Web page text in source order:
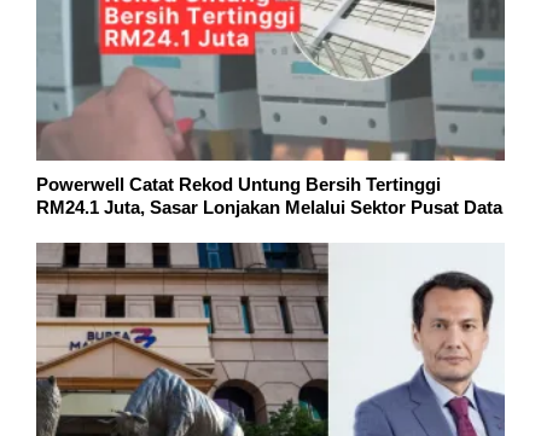
Powerwell Catat Rekod Untung Bersih Tertinggi
RM24.1 Juta, Sasar Lonjakan Melalui Sektor Pusat Data